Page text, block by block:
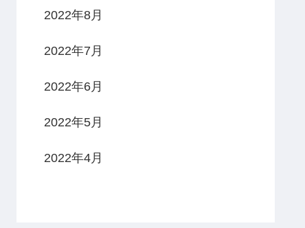
2022年8月
2022年7月
2022年6月
2022年5月
2022年4月